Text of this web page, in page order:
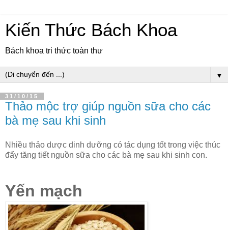
Kiến Thức Bách Khoa
Bách khoa tri thức toàn thư
▼
31/10/15
Thảo mộc trợ giúp nguồn sữa cho các
bà mẹ sau khi sinh
Nhiều thảo dược dinh dưỡng có tác dụng tốt trong việc thúc
đẩy tăng tiết nguồn sữa cho các bà mẹ sau khi sinh con.
Yến mạch